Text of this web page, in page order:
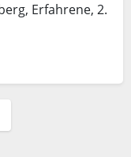
Erfahrene, 2.